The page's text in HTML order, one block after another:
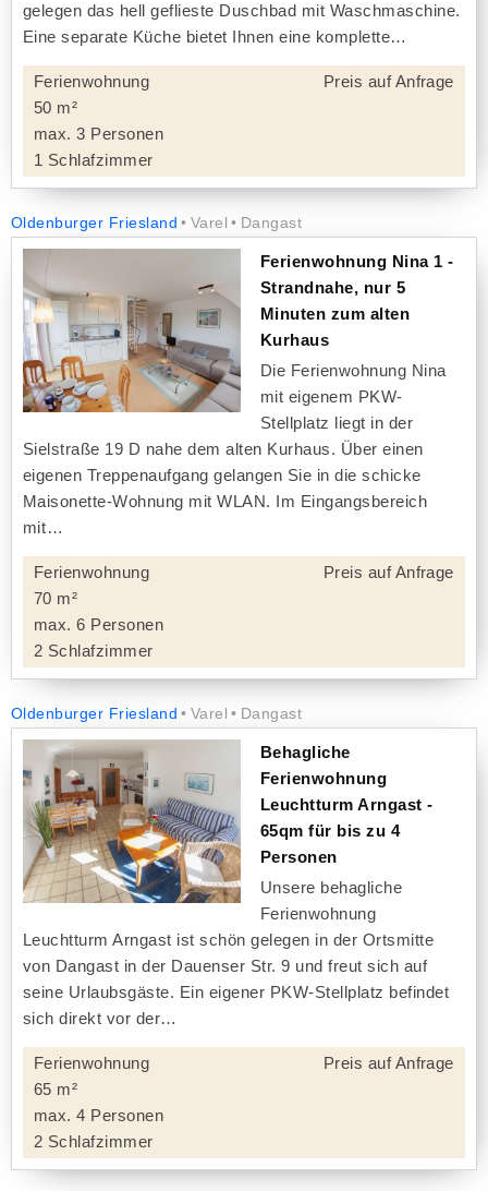
gelegen das hell geflieste Duschbad mit Waschmaschine.
Eine separate Küche bietet Ihnen eine komplette
Ferienwohnung
50 m²
max. 3 Personen
1 Schlafzimmer
Preis auf Anfrage
Oldenburger Friesland Varel Dangast
Ferienwohnung Nina 1 -
Strandnahe, nur 5
Minuten zum alten
Kurhaus
Die Ferienwohnung Nina
mit eigenem PKW-
Stellplatz liegt in der
Sielstraße 19 D nahe dem alten Kurhaus. Über einen
eigenen Treppenaufgang gelangen Sie in die schicke
Maisonette-Wohnung mit WLAN. Im Eingangsbereich
mit
Ferienwohnung
70 m²
max. 6 Personen
2 Schlafzimmer
Preis auf Anfrage
Oldenburger Friesland Varel Dangast
Behagliche
Ferienwohnung
Leuchtturm Arngast -
65qm für bis zu 4
Personen
Unsere behagliche
Ferienwohnung
Leuchtturm Arngast ist schön gelegen in der Ortsmitte
von Dangast in der Dauenser Str. 9 und freut sich auf
seine Urlaubsgäste. Ein eigener PKW-Stellplatz befindet
sich direkt vor der
Ferienwohnung
65 m²
max. 4 Personen
2 Schlafzimmer
Preis auf Anfrage